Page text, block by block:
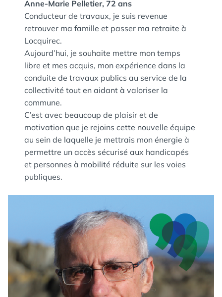
Anne-Marie Pelletier, 72 ans
Conducteur de travaux, je suis revenue
retrouver ma famille et passer ma retraite à
Locquirec.
Aujourd’hui, je souhaite mettre mon temps
libre et mes acquis, mon expérience dans la
conduite de travaux publics au service de la
collectivité tout en aidant à valoriser la
commune.
C’est avec beaucoup de plaisir et de
motivation que je rejoins cette nouvelle équipe
au sein de laquelle je mettrais mon énergie à
permettre un accès sécurisé aux handicapés
et personnes à mobilité réduite sur les voies
publiques.